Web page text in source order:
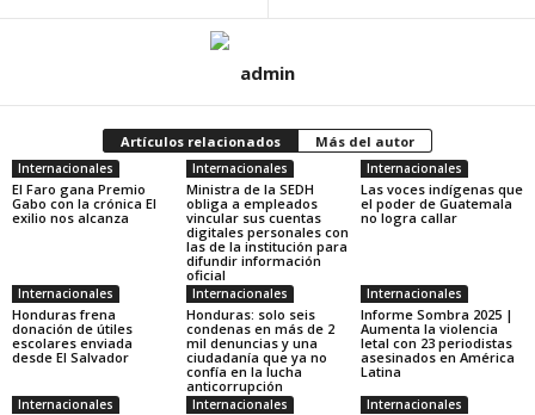
admin
Artículos relacionados Más del autor
Internacionales
El Faro gana Premio
Gabo con la crónica El
exilio nos alcanza
Internacionales
Ministra de la SEDH
obliga a empleados
vincular sus cuentas
digitales personales con
las de la institución para
difundir información
oficial
Internacionales
Las voces indígenas que
el poder de Guatemala
no logra callar
Internacionales
Honduras frena
donación de útiles
escolares enviada
desde El Salvador
Internacionales
Honduras: solo seis
condenas en más de 2
mil denuncias y una
ciudadanía que ya no
confía en la lucha
anticorrupción
Internacionales
Informe Sombra 2025 |
Aumenta la violencia
letal con 23 periodistas
asesinados en América
Latina
Internacionales Internacionales Internacionales